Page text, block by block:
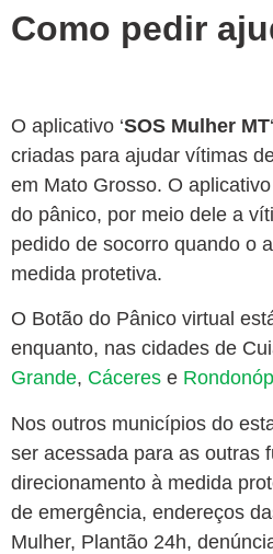
Como pedir
O aplicativo ‘SOS Mulher MT
criadas para ajudar vítimas
em Mato Grosso. O
do pânico, por meio dele a
pedido de socorro quando o
medida protetiva.
O Botão do Pânico virtual
enquanto, nas cidades de
Grande, Cáceres e
Nos outros municípios do
ser acessada para as outras
direcionamento à medida
de emergência, endereços
Mulher, Plantão 24h,